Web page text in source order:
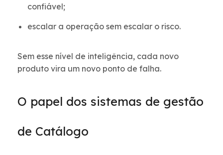
confiável;
escalar a operação sem escalar o risco.
Sem esse nível de inteligência, cada novo
produto vira um novo ponto de falha.
O papel dos sistemas de gestão
de Catálogo